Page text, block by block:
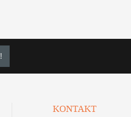
KONTAKT